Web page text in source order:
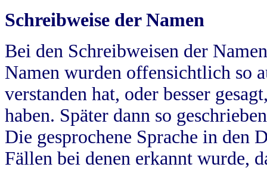
Schreibweise der Namen
Bei den Schreibweisen der
Namen wurden offensichtlich so
verstanden hat, oder besser
haben. Später dann so
Die gesprochene Sprache in
Fällen bei denen erkannt wurde,